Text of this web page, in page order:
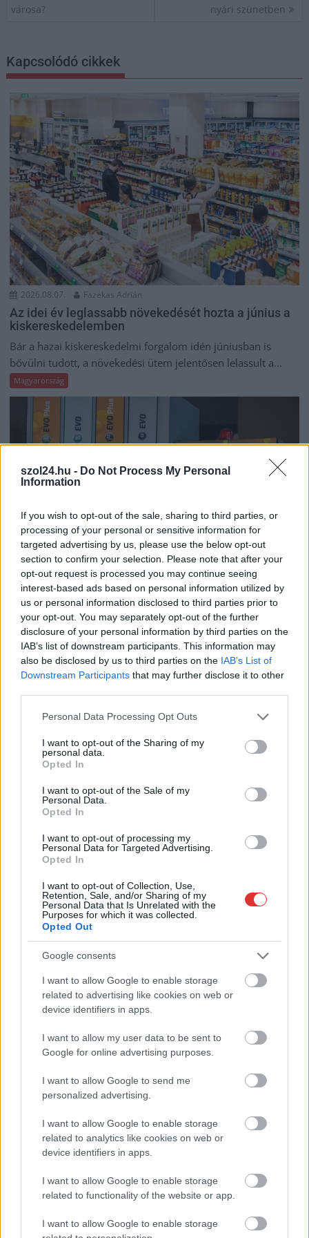
szol24.hu - Do Not Process My Personal
Information
If you wish to opt-out of the sale, sharing to third parties, or
processing of your personal or sensitive information for
targeted advertising by us, please use the below opt-out
section to confirm your selection. Please note that after your
opt-out request is processed you may continue seeing
interest-based ads based on personal information utilized by
us or personal information disclosed to third parties prior to
your opt-out. You may separately opt-out of the further
disclosure of your personal information by third parties on the
IAB’s list of downstream participants. This information may
also be disclosed by us to third parties on the IAB’s List of
Downstream Participants that may further disclose it to other
Please note that this website/app uses one or more Google
not limited to your visit or usage behaviour. You may click to
grant or deny consent to Google and its third-party tags to
use your data for below specified purposes in below Google
consent section.
Personal Data Processing Opt Outs
I want to opt-out of the Sharing of my
personal data.
Opted In
I want to opt-out of the Sale of my
Personal Data.
Opted In
I want to opt-out of processing my
Personal Data for Targeted Advertising.
Opted In
I want to opt-out of Collection, Use,
Retention, Sale, and/or Sharing of my
Personal Data that Is Unrelated with the
Purposes for which it was collected.
Opted Out
Google consents
I want to allow Google to enable storage
related to advertising like cookies on web or
device identifiers in apps.
I want to allow my user data to be sent to
Google for online advertising purposes.
I want to allow Google to send me
personalized advertising.
I want to allow Google to enable storage
related to analytics like cookies on web or
device identifiers in apps.
I want to allow Google to enable storage
related to functionality of the website or app.
I want to allow Google to enable storage
városa?
nyári szünetben
Kapcsolódó cikkek
2026.08.07. Fazekas Adrián
Az idei év leglassabb növekedését hozta a június a
kiskereskedelemben
Bár a hazai kiskereskedelmi forgalom idén júniusban is
bővülni tudott, a növekedési ütem jelentősen lelassult a...
Magyarország
2026.08.06. Kiss Lajos
Pénteken újra csökken a benzin és a gázolaj ára is
A kedvező folyamatok miatt a napokban egyszer már
csökkentek az üzemanyag-nagykereskedelmi árak
hazánkban, pénteken jön a...
2026.08.06. Fazekas Adrián
Napokon belül megválasztja az új köztársasági
elnököt az Országgyűlés
Jövő hét elején eldőlhet, ki tölti be a köztársasági elnöki
tisztséget. Az alaptörvényben rögzített harmincnapos
határidő...
Magyarország